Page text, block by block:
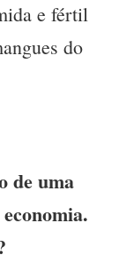
e fértil
do
de uma